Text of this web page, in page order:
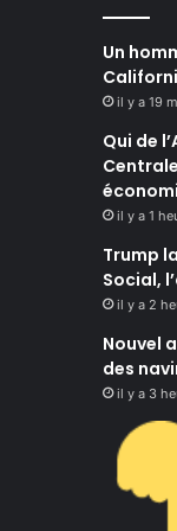
Un
il y a 19
Qui de
il y a 1
Trump
Social,
il y a 2
Nouvel
des
il y a 3